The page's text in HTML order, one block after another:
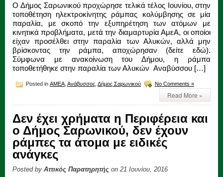
O Δήμος Σαρωνικού προχώρησε τελικά τέλος Ιουνίου, στην
τοποθέτηση ηλεκτροκίνητης ράμπας κολύμβησης σε μία
παραλία, με σκοπό την εξυπηρέτηση των ατόμων με
κινητικά προβλήματα, μετά την διαμαρτυρία ΑμεΑ, οι οποίοι
είχαν προσέλθει στην παραλία των Αλυκών, αλλά μην
βρίσκοντας την ράμπα, αποχώρησαν (δείτε εδώ).
Σύμφωνα με ανακοίνωση του Δήμου, η ράμπα
τοποθετήθηκε στην παραλία των Αλυκών Αναβύσσου […]
Posted in ΑΜΕΑ Ανάβυσσος Δήμος Σαρωνικού No Comments »
Read More »
Δεν έχει χρήματα η Περιφέρεια και
ο Δήμος Σαρωνικού, δεν έχουν
ράμπες τα άτομα με ειδικές
ανάγκες
Posted by Αττικός Παρατηρητής on 21 Ιουνίου, 2016